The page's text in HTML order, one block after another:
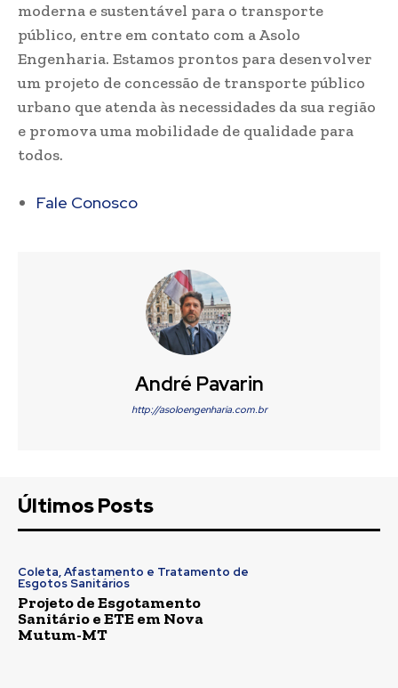
moderna e sustentável para o transporte
público, entre em contato com a Asolo
Engenharia. Estamos prontos para desenvolver
um projeto de concessão de transporte público
urbano que atenda às necessidades da sua região
e promova uma mobilidade de qualidade para
todos.
Fale Conosco
André Pavarin
http://asoloengenharia.com.br
Últimos Posts
Coleta, Afastamento e Tratamento de
Esgotos Sanitários
Projeto de Esgotamento
Sanitário e ETE em Nova
Mutum-MT